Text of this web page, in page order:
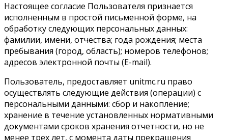
Настоящее согласие Пользователя признается
исполненным в простой письменной форме, на
обработку следующих персональных данных:
фамилии, имени, отчества; года рождения; места
пребывания (город, область); номеров телефонов;
адресов электронной почты (E-mail).
Пользователь, предоставляет unitmc.ru право
осуществлять следующие действия (операции) с
персональными данными: сбор и накопление;
хранение в течение установленных нормативными
документами сроков хранения отчетности, но не
менее трех лет, с момента даты прекращения